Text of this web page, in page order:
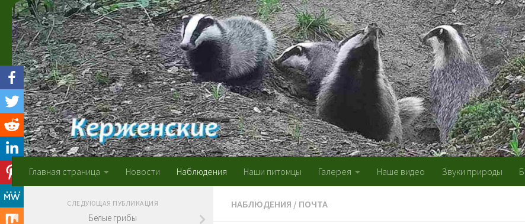
Skip to content
Главная страница Новости Наблюдения Наши питомцы Галерея Наше видео Звуки природы
НАБЛЮДЕНИЯ / ПОЧТА
СЛЕДУЮЩАЯ ПУБЛИКАЦИЯ
Белые грибы